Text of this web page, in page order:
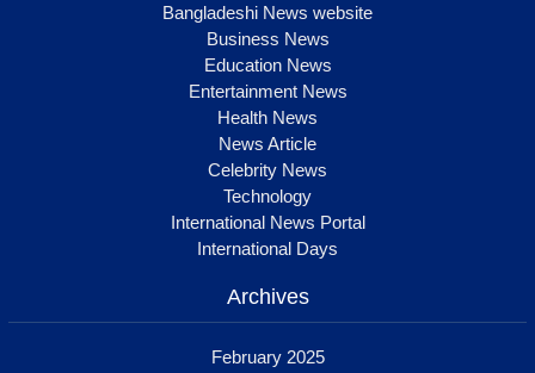
Bangladeshi News website
Business News
Education News
Entertainment News
Health News
News Article
Celebrity News
Technology
International News Portal
International Days
Archives
February 2025